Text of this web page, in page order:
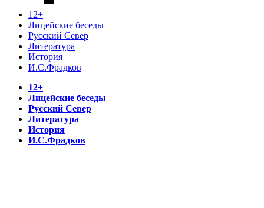
12+
Лицейские беседы
Русский Север
Литература
История
И.С.Фрадков
12+
Лицейские беседы
Русский Север
Литература
История
И.С.Фрадков